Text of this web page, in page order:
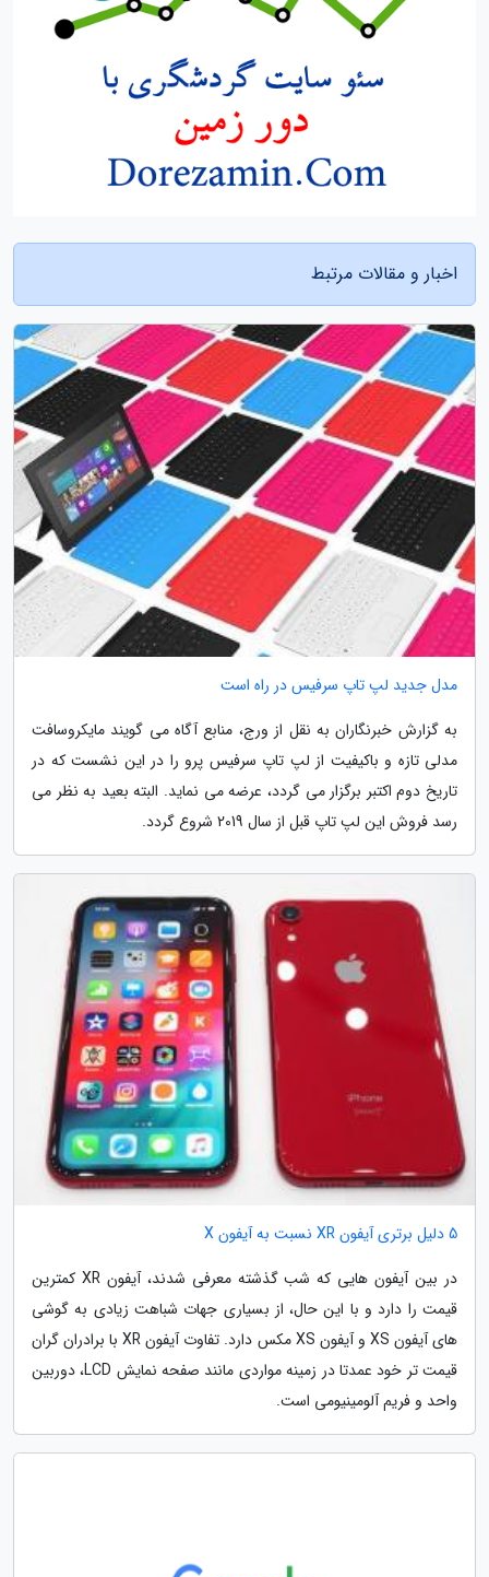
اخبار و مقالات مرتبط
مدل جدید لپ تاپ سرفیس در راه است
به گزارش خبرنگاران به نقل از ورج، منابع آگاه می گویند مایکروسافت
مدلی تازه و باکیفیت از لپ تاپ سرفیس پرو را در این نشست که در
تاریخ دوم اکتبر برگزار می گردد، عرضه می نماید. البته بعید به نظر می
رسد فروش این لپ تاپ قبل از سال 2019 شروع گردد.
5 دلیل برتری آیفون XR نسبت به آیفون X
در بین آیفون هایی که شب گذشته معرفی شدند، آیفون XR کمترین
قیمت را دارد و با این حال، از بسیاری جهات شباهت زیادی به گوشی
های آیفون XS و آیفون XS مکس دارد. تفاوت آیفون XR با برادران گران
قیمت تر خود عمدتا در زمینه مواردی مانند صفحه نمایش LCD، دوربین
واحد و فریم آلومینیومی است.